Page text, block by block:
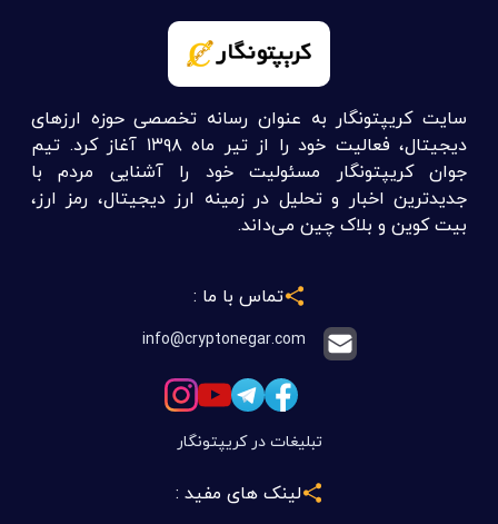
سایت کریپتونگار به عنوان رسانه تخصصی حوزه ارزهای
دیجیتال، فعالیت خود را از تیر ماه ۱۳۹۸ آغاز کرد. تیم
جوان کریپتونگار مسئولیت خود را آشنایی مردم با
جدیدترین اخبار و تحلیل در زمینه ارز دیجیتال، رمز ارز،
بیت کوین و بلاک چین می‌داند.
تماس با ما :
info@cryptonegar.com
تبلیغات در کریپتونگار
لینک های مفید :